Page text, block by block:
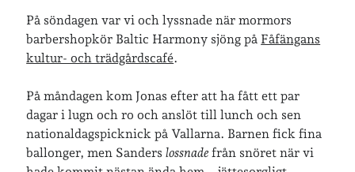
På söndagen var vi och lyssnade när mormors
barbershopkör Baltic Harmony sjöng på Fåfängans
kultur- och trädgårdscafé.
På måndagen kom Jonas efter att ha fått ett par
dagar i lugn och ro och anslöt till lunch och sen
nationaldagspicknick på Vallarna. Barnen fick fina
ballonger, men Sanderslossnade från snöret när vi